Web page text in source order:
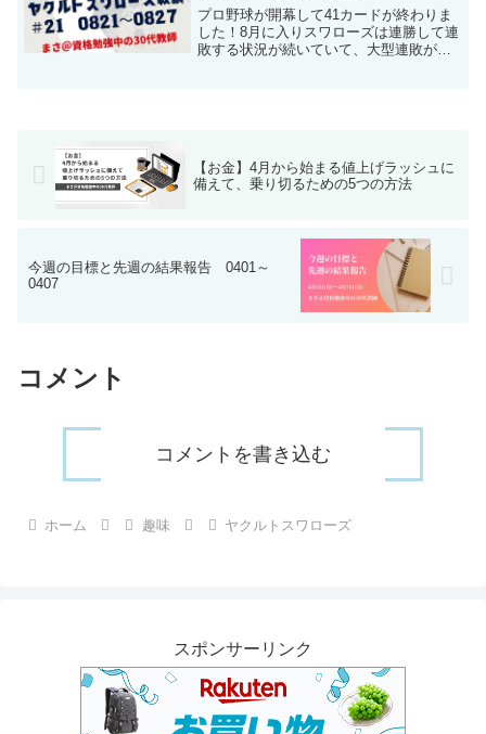
プロ野球が開幕して41カードが終わりま
した！8月に入りスワローズは連勝して連
敗する状況が続いていて、大型連敗が多
【お金】4月から始まる値上げラッシュに
備えて、乗り切るための5つの方法
今週の目標と先週の結果報告 0401～
0407
コメント
コメントを書き込む
ホーム 趣味 ヤクルトスワローズ
スポンサーリンク